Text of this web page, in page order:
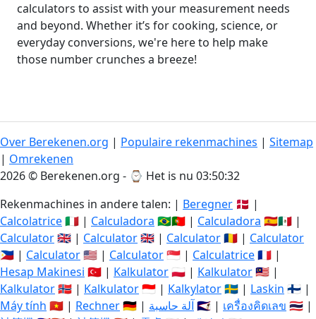
calculators to assist with your measurement needs
and beyond. Whether it’s for cooking, science, or
everyday conversions, we're here to help make
those number crunches a breeze!
Over Berekenen.org | Populaire rekenmachines | Sitemap
| Omrekenen
2026 © Berekenen.org - ⌚ Het is nu 03:50:32
Rekenmachines in andere talen: | Beregner 🇩🇰 |
Calcolatrice🇮🇹 | Calculadora 🇧🇷🇵🇹 | Calculadora 🇪🇸🇲🇽 |
Calculator🇬🇧 | Calculator🇬🇧 | Calculator🇷🇴 | Calculator
🇵🇭 | Calculator🇺🇸 | Calculator🇸🇬 | Calculatrice🇫🇷 |
Hesap Makinesi 🇹🇷 | Kalkulator🇵🇱 | Kalkulator🇲🇾 |
Kalkulator🇳🇴 | Kalkulator🇮🇩 | Kalkylator🇸🇪 | Laskin 🇫🇮 |
Máy tính 🇻🇳 | Rechner🇩🇪 | آلة حاسبة🇸🇦 | เครื่องคิดเลข 🇹🇭 |